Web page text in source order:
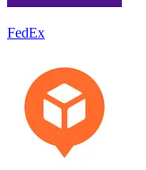
FedEx